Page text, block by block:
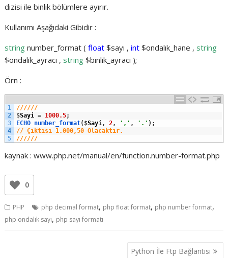
dizisi ile binlik bölümlere ayırır.
Kullanımı Aşağıdaki Gibidir :
string number_format (float $sayı ,int $ondalık_hane ,string
$ondalık_ayracı ,string $binlik_ayracı );
Örn :
1
2
3
4
5
//////
$Sayi = 1000.5;
ECHO number_format( $Sayi, 2, ',' , '.' ) ;
// Çıktısı 1.000,50 Olacaktır.
//////
kaynak : www.php.net/manual/en/function.number-format.php
0
PHP php decimal format, php float format, php number format,
php ondalık sayı, php sayı formatı
Python İle Ftp Bağlantısı